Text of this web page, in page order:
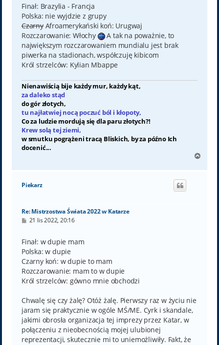
Finał: Brazylia - Francja
Polska: nie wyjdzie z grupy
CzarnyAfroamerykański koń: Urugwaj
Rozczarowanie: Włochy
A tak na poważnie, to
największym rozczarowaniem mundialu jest brak
piwerka na stadionach, współczuję kibicom
Król strzelców: Kylian Mbappe
Nienawiścią bije każdy mur, każdy kąt,
za daleko stąd
do gór złotych,
tu najłatwiej nocą poczuć ból i kłopoty,
Co za ludzie mordują się dla paru złotych?!
Krew solą tej ziemi,
w smutku pogrążeni tracą Bliskich, by za późno Ich
docenić...
g
Piekarz
Re: Mistrzostwa Świata 2022 w Katarze
P
t
21 lis 2022, 20:16
Finał: w dupie mam
Polska: w dupie
Czarny koń: w dupie to mam
Rozczarowanie: mam to w dupie
Król strzelców: gówno mnie obchodzi
Chwalę się czy żalę? Otóż żalę. Pierwszy raz w życiu nie
jaram się praktycznie w ogóle MŚ/ME. Cyrk i skandale,
jakimi obrosła organizacja tej imprezy przez Katar, w
połączeniu z nieobecnością mojej ulubionej
reprezentacji, skutecznie mi to uniemożliwiły. Fakt, że